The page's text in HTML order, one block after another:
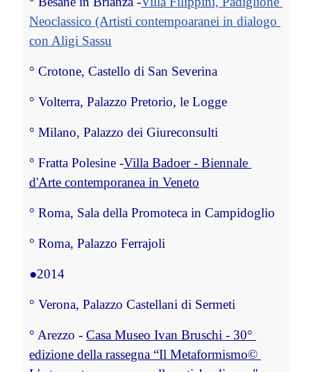
Neoclassico (Artisti contempoaranei in dialogo
con Aligi Sassu
° Crotone, Castello di San Severina
° Volterra, Palazzo Pretorio, le Logge
° Milano, Palazzo dei Giureconsulti
° Fratta Polesine -Villa Badoer - Biennale
d'Arte contemporanea in Veneto
° Roma, Sala della Promoteca in Campidoglio
° Roma, Palazzo Ferrajoli
●2014
° Verona, Palazzo Castellani di Sermeti
° Arezzo - Casa Museo Ivan Bruschi - 30°
edizione della rassegna “Il Metaformismo©